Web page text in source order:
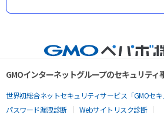
GMOインターネットグループのセキュリティ
世界初総合ネットセキュリティサービス「GMOセキ
パスワード漏洩診断
Webサイトリスク診断